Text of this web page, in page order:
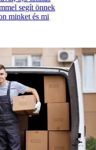
segít önnek
minket és mi